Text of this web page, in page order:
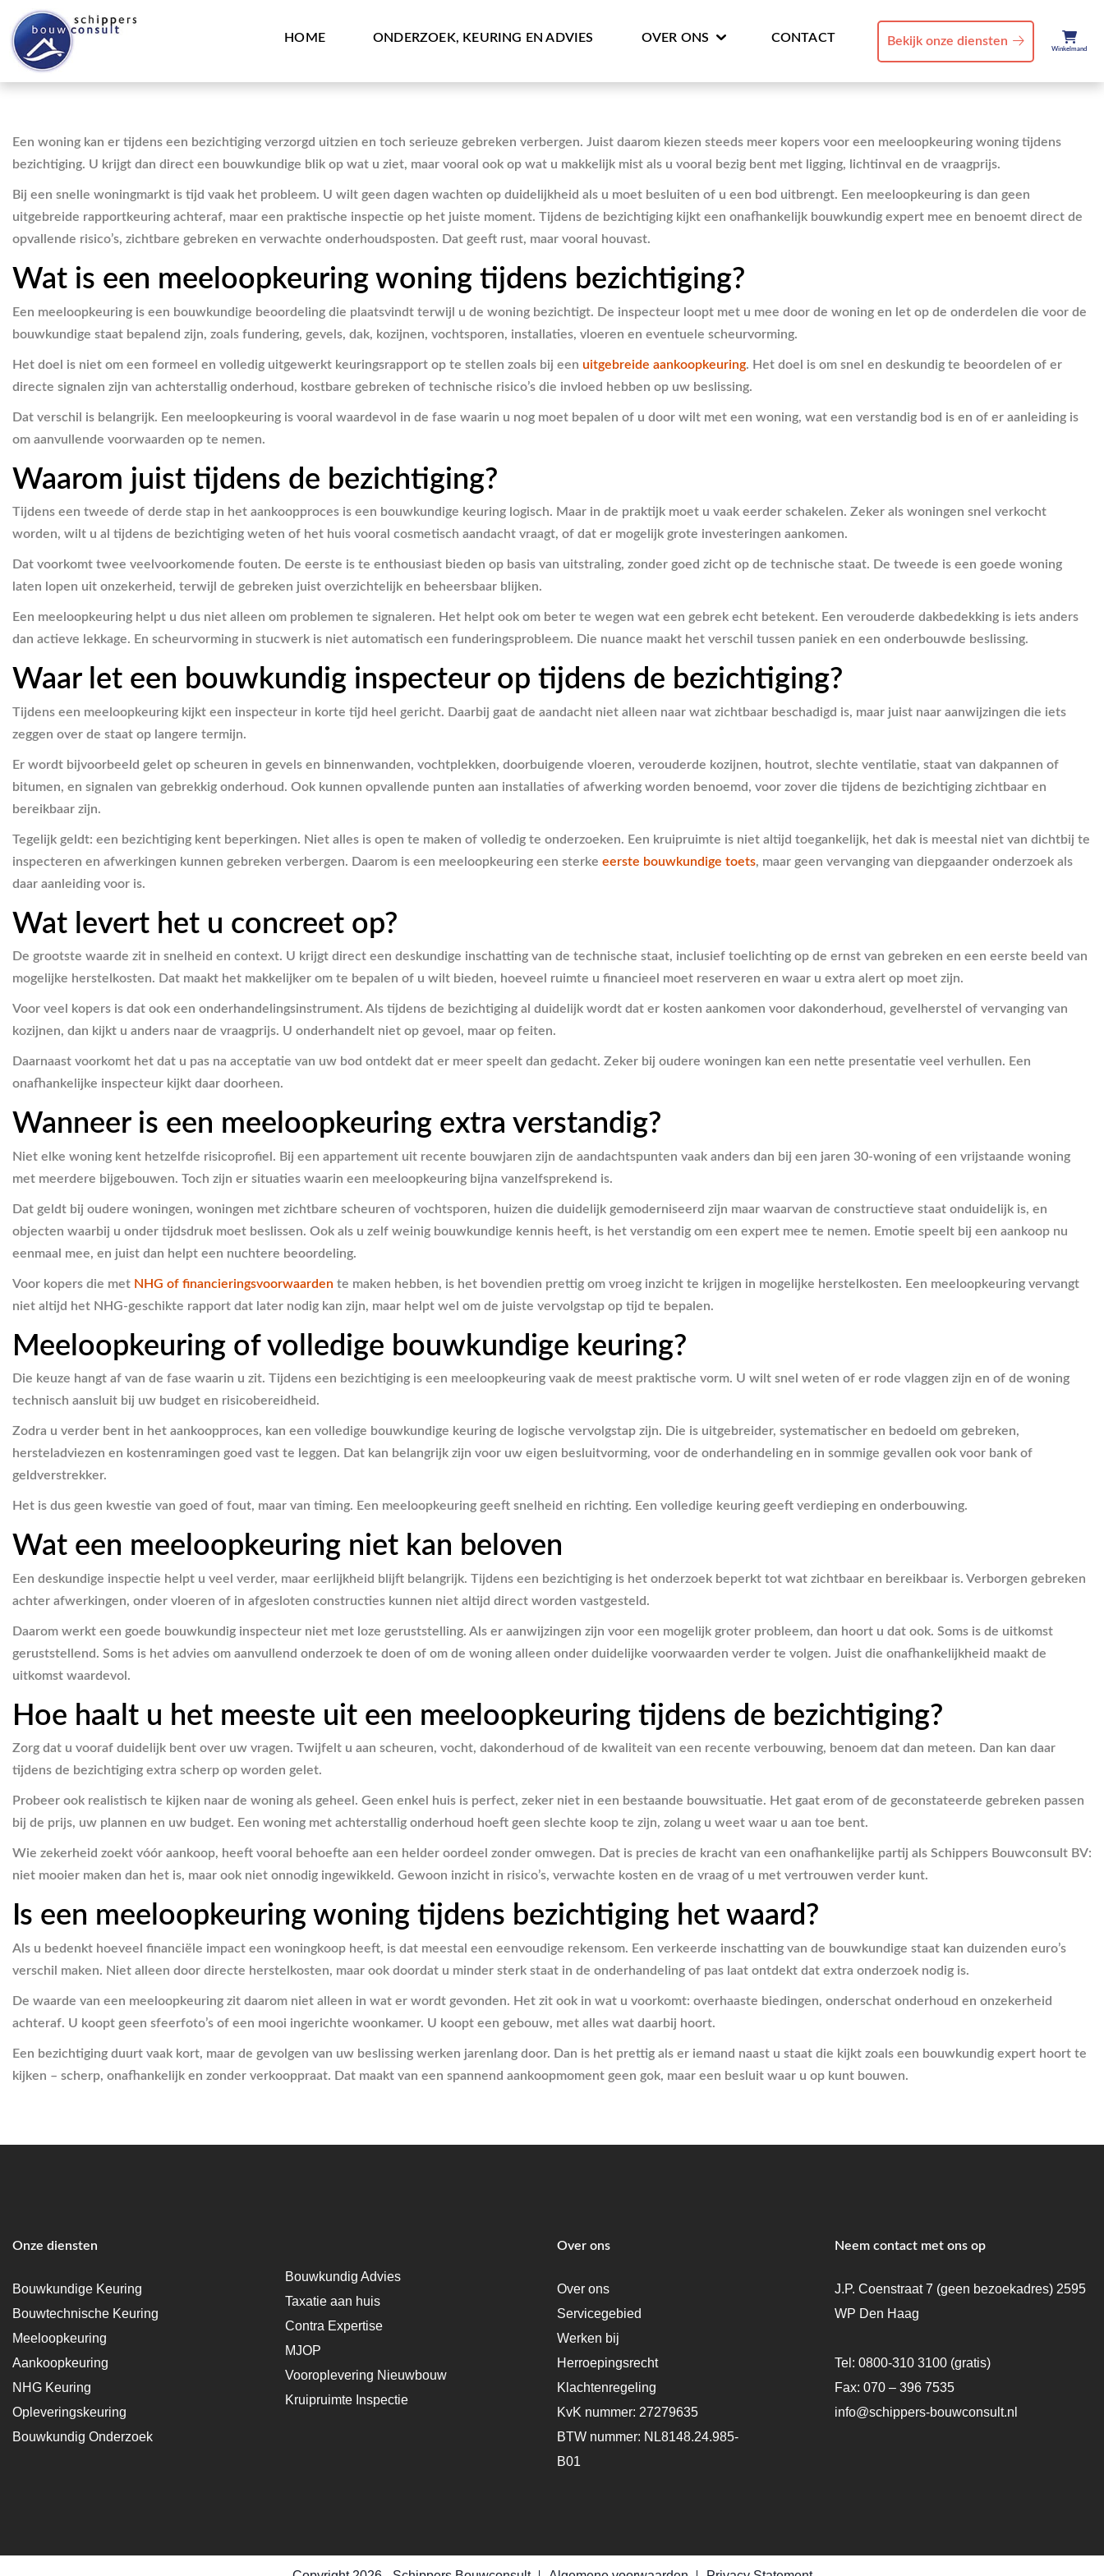
HOME ONDERZOEK, KEURING EN ADVIES OVER ONS CONTACT
Winkelmand
Bekijk onze diensten
Een woning kan er tijdens een bezichtiging verzorgd uitzien en toch serieuze gebreken verbergen. Juist daarom kiezen steeds meer kopers voor een meeloopkeuring woning tijdens
bezichtiging. U krijgt dan direct een bouwkundige blik op wat u ziet, maar vooral ook op wat u makkelijk mist als u vooral bezig bent met ligging, lichtinval en de vraagprijs.
Bij een snelle woningmarkt is tijd vaak het probleem. U wilt geen dagen wachten op duidelijkheid als u moet besluiten of u een bod uitbrengt. Een meeloopkeuring is dan geen
uitgebreide rapportkeuring achteraf, maar een praktische inspectie op het juiste moment. Tijdens de bezichtiging kijkt een onafhankelijk bouwkundig expert mee en benoemt direct de
opvallende risico’s, zichtbare gebreken en verwachte onderhoudsposten. Dat geeft rust, maar vooral houvast.
Wat is een meeloopkeuring woning tijdens bezichtiging?
Een meeloopkeuring is een bouwkundige beoordeling die plaatsvindt terwijl u de woning bezichtigt. De inspecteur loopt met u mee door de woning en let op de onderdelen die voor de
bouwkundige staat bepalend zijn, zoals fundering, gevels, dak, kozijnen, vochtsporen, installaties, vloeren en eventuele scheurvorming.
Het doel is niet om een formeel en volledig uitgewerkt keuringsrapport op te stellen zoals bij een uitgebreide aankoopkeuring. Het doel is om snel en deskundig te beoordelen of er
directe signalen zijn van achterstallig onderhoud, kostbare gebreken of technische risico’s die invloed hebben op uw beslissing.
Dat verschil is belangrijk. Een meeloopkeuring is vooral waardevol in de fase waarin u nog moet bepalen of u door wilt met een woning, wat een verstandig bod is en of er aanleiding is
om aanvullende voorwaarden op te nemen.
Waarom juist tijdens de bezichtiging?
Tijdens een tweede of derde stap in het aankoopproces is een bouwkundige keuring logisch. Maar in de praktijk moet u vaak eerder schakelen. Zeker als woningen snel verkocht
worden, wilt u al tijdens de bezichtiging weten of het huis vooral cosmetisch aandacht vraagt, of dat er mogelijk grote investeringen aankomen.
Dat voorkomt twee veelvoorkomende fouten. De eerste is te enthousiast bieden op basis van uitstraling, zonder goed zicht op de technische staat. De tweede is een goede woning
laten lopen uit onzekerheid, terwijl de gebreken juist overzichtelijk en beheersbaar blijken.
Een meeloopkeuring helpt u dus niet alleen om problemen te signaleren. Het helpt ook om beter te wegen wat een gebrek echt betekent. Een verouderde dakbedekking is iets anders
dan actieve lekkage. En scheurvorming in stucwerk is niet automatisch een funderingsprobleem. Die nuance maakt het verschil tussen paniek en een onderbouwde beslissing.
Waar let een bouwkundig inspecteur op tijdens de bezichtiging?
Tijdens een meeloopkeuring kijkt een inspecteur in korte tijd heel gericht. Daarbij gaat de aandacht niet alleen naar wat zichtbaar beschadigd is, maar juist naar aanwijzingen die iets
zeggen over de staat op langere termijn.
Er wordt bijvoorbeeld gelet op scheuren in gevels en binnenwanden, vochtplekken, doorbuigende vloeren, verouderde kozijnen, houtrot, slechte ventilatie, staat van dakpannen of
bitumen, en signalen van gebrekkig onderhoud. Ook kunnen opvallende punten aan installaties of afwerking worden benoemd, voor zover die tijdens de bezichtiging zichtbaar en
bereikbaar zijn.
Tegelijk geldt: een bezichtiging kent beperkingen. Niet alles is open te maken of volledig te onderzoeken. Een kruipruimte is niet altijd toegankelijk, het dak is meestal niet van dichtbij te
inspecteren en afwerkingen kunnen gebreken verbergen. Daarom is een meeloopkeuring een sterke eerste bouwkundige toets, maar geen vervanging van diepgaander onderzoek als
daar aanleiding voor is.
Wat levert het u concreet op?
De grootste waarde zit in snelheid en context. U krijgt direct een deskundige inschatting van de technische staat, inclusief toelichting op de ernst van gebreken en een eerste beeld van
mogelijke herstelkosten. Dat maakt het makkelijker om te bepalen of u wilt bieden, hoeveel ruimte u financieel moet reserveren en waar u extra alert op moet zijn.
Voor veel kopers is dat ook een onderhandelingsinstrument. Als tijdens de bezichtiging al duidelijk wordt dat er kosten aankomen voor dakonderhoud, gevelherstel of vervanging van
kozijnen, dan kijkt u anders naar de vraagprijs. U onderhandelt niet op gevoel, maar op feiten.
Daarnaast voorkomt het dat u pas na acceptatie van uw bod ontdekt dat er meer speelt dan gedacht. Zeker bij oudere woningen kan een nette presentatie veel verhullen. Een
onafhankelijke inspecteur kijkt daar doorheen.
Wanneer is een meeloopkeuring extra verstandig?
Niet elke woning kent hetzelfde risicoprofiel. Bij een appartement uit recente bouwjaren zijn de aandachtspunten vaak anders dan bij een jaren 30-woning of een vrijstaande woning
met meerdere bijgebouwen. Toch zijn er situaties waarin een meeloopkeuring bijna vanzelfsprekend is.
Dat geldt bij oudere woningen, woningen met zichtbare scheuren of vochtsporen, huizen die duidelijk gemoderniseerd zijn maar waarvan de constructieve staat onduidelijk is, en
objecten waarbij u onder tijdsdruk moet beslissen. Ook als u zelf weinig bouwkundige kennis heeft, is het verstandig om een expert mee te nemen. Emotie speelt bij een aankoop nu
eenmaal mee, en juist dan helpt een nuchtere beoordeling.
Voor kopers die met NHG of financieringsvoorwaarden te maken hebben, is het bovendien prettig om vroeg inzicht te krijgen in mogelijke herstelkosten. Een meeloopkeuring vervangt
niet altijd het NHG-geschikte rapport dat later nodig kan zijn, maar helpt wel om de juiste vervolgstap op tijd te bepalen.
Meeloopkeuring of volledige bouwkundige keuring?
Die keuze hangt af van de fase waarin u zit. Tijdens een bezichtiging is een meeloopkeuring vaak de meest praktische vorm. U wilt snel weten of er rode vlaggen zijn en of de woning
technisch aansluit bij uw budget en risicobereidheid.
Zodra u verder bent in het aankoopproces, kan een volledige bouwkundige keuring de logische vervolgstap zijn. Die is uitgebreider, systematischer en bedoeld om gebreken,
hersteladviezen en kostenramingen goed vast te leggen. Dat kan belangrijk zijn voor uw eigen besluitvorming, voor de onderhandeling en in sommige gevallen ook voor bank of
geldverstrekker.
Het is dus geen kwestie van goed of fout, maar van timing. Een meeloopkeuring geeft snelheid en richting. Een volledige keuring geeft verdieping en onderbouwing.
Wat een meeloopkeuring niet kan beloven
Een deskundige inspectie helpt u veel verder, maar eerlijkheid blijft belangrijk. Tijdens een bezichtiging is het onderzoek beperkt tot wat zichtbaar en bereikbaar is. Verborgen gebreken
achter afwerkingen, onder vloeren of in afgesloten constructies kunnen niet altijd direct worden vastgesteld.
Daarom werkt een goede bouwkundig inspecteur niet met loze geruststelling. Als er aanwijzingen zijn voor een mogelijk groter probleem, dan hoort u dat ook. Soms is de uitkomst
geruststellend. Soms is het advies om aanvullend onderzoek te doen of om de woning alleen onder duidelijke voorwaarden verder te volgen. Juist die onafhankelijkheid maakt de
uitkomst waardevol.
Hoe haalt u het meeste uit een meeloopkeuring tijdens de bezichtiging?
Zorg dat u vooraf duidelijk bent over uw vragen. Twijfelt u aan scheuren, vocht, dakonderhoud of de kwaliteit van een recente verbouwing, benoem dat dan meteen. Dan kan daar
tijdens de bezichtiging extra scherp op worden gelet.
Probeer ook realistisch te kijken naar de woning als geheel. Geen enkel huis is perfect, zeker niet in een bestaande bouwsituatie. Het gaat erom of de geconstateerde gebreken passen
bij de prijs, uw plannen en uw budget. Een woning met achterstallig onderhoud hoeft geen slechte koop te zijn, zolang u weet waar u aan toe bent.
Wie zekerheid zoekt vóór aankoop, heeft vooral behoefte aan een helder oordeel zonder omwegen. Dat is precies de kracht van een onafhankelijke partij als Schippers Bouwconsult BV:
niet mooier maken dan het is, maar ook niet onnodig ingewikkeld. Gewoon inzicht in risico’s, verwachte kosten en de vraag of u met vertrouwen verder kunt.
Is een meeloopkeuring woning tijdens bezichtiging het waard?
Als u bedenkt hoeveel financiële impact een woningkoop heeft, is dat meestal een eenvoudige rekensom. Een verkeerde inschatting van de bouwkundige staat kan duizenden euro’s
verschil maken. Niet alleen door directe herstelkosten, maar ook doordat u minder sterk staat in de onderhandeling of pas laat ontdekt dat extra onderzoek nodig is.
De waarde van een meeloopkeuring zit daarom niet alleen in wat er wordt gevonden. Het zit ook in wat u voorkomt: overhaaste biedingen, onderschat onderhoud en onzekerheid
achteraf. U koopt geen sfeerfoto’s of een mooi ingerichte woonkamer. U koopt een gebouw, met alles wat daarbij hoort.
Een bezichtiging duurt vaak kort, maar de gevolgen van uw beslissing werken jarenlang door. Dan is het prettig als er iemand naast u staat die kijkt zoals een bouwkundig expert hoort te
kijken – scherp, onafhankelijk en zonder verkooppraat. Dat maakt van een spannend aankoopmoment geen gok, maar een besluit waar u op kunt bouwen.
Onze diensten
Bouwkundige Keuring
Bouwtechnische Keuring
Meeloopkeuring
Aankoopkeuring
NHG Keuring
Opleveringskeuring
Bouwkundig Onderzoek
Bouwkundig Advies
Taxatie aan huis
Contra Expertise
MJOP
Vooroplevering Nieuwbouw
Kruipruimte Inspectie
Over ons
Over ons
Servicegebied
Werken bij
Herroepingsrecht
Klachtenregeling
KvK nummer: 27279635
BTW nummer: NL8148.24.985-
B01
Neem contact met ons op
J.P. Coenstraat 7 (geen bezoekadres) 2595
WP Den Haag
Tel: 0800-310 3100(gratis)
Fax: 070 – 396 7535
info@schippers-bouwconsult.nl